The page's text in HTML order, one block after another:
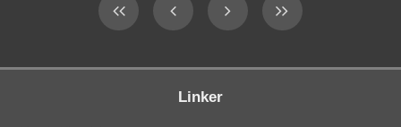
Linker